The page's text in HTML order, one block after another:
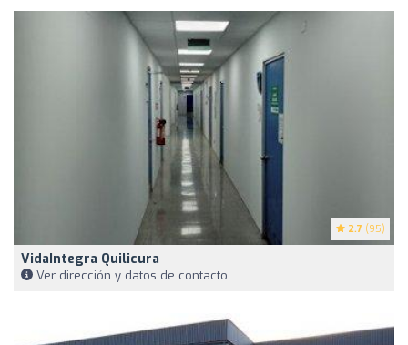
2.7 (95)
VidaIntegra Quilicura
Ver dirección y datos de contacto